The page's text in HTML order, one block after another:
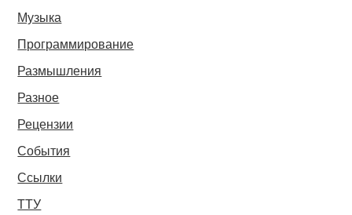
Музыка
Программирование
Размышления
Разное
Рецензии
События
Ссылки
ТТУ